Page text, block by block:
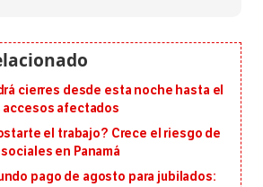
cierres desde esta noche hasta el
accesos afectados
el trabajo? Crece el riesgo de
en Panamá
pago de agosto para jubilados: